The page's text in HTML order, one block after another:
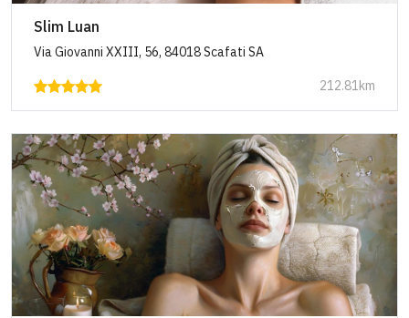
Slim Luan
Via Giovanni XXIII, 56, 84018 Scafati SA
212.81km